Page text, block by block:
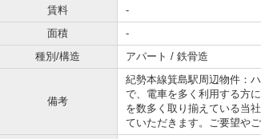
賃料 -
面積
-
種別/構造
アパート / 鉄骨造
備考
紀勢本線箕島駅周辺物件：
で、電車を多く利用する方
を数多く取り揃えている当
ていただきます。ご要望や